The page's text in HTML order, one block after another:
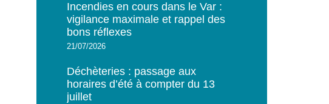
Incendies en cours dans le Var :
vigilance maximale et rappel des
bons réflexes
21/07/2026
Déchèteries : passage aux
horaires d’été à compter du 13
juillet